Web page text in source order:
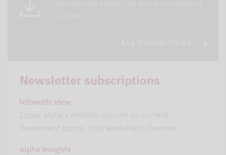
Newsletter subscriptions
leitwolfs view
Lupus alpha's monthly column on current
investment topics. Only available in German.
alpha insights